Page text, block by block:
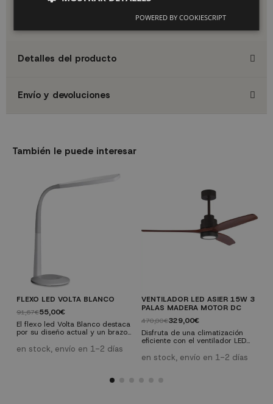
nuestro servicio de atención al cliente.
Detalles del producto
Envío y devoluciones
También le puede interesar
FLEXO LED VOLTA BLANCO
91,67€55,00€
El flexo led Volta Blanco destaca
por su diseño actual y un brazo
posición de 180º. Esta fabricado
en acero y ABS con un acabado
proporciona una luz fría de
en stock, envío en 1-2 días
VENTILADOR LED ASIER 15W 3
PALAS MADERA MOTOR DC
470,00€329,00€
Disfruta de una climatización
eficiente con el ventilador LED
palas de madera y motor DC. Su
diseño moderno combina
en stock, envío en 1-2 días
POWERED BY COOKIESCRIPT